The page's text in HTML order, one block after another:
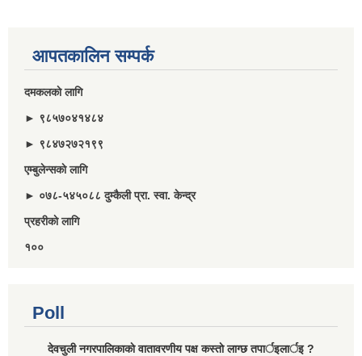
आपतकालिन सम्पर्क
दमकलकाे लागि
► ९८५७०४१४८४
► ९८४७२७२१९९
एम्बुलेन्सकाे लागि
► ०७८-५४५०८८ दुम्कैली प्रा. स्वा. केन्द्र
प्रहरीकाे लागि
१००
Poll
देवचुली नगरपालिकाकाे वातावरणीय पक्ष कस्ताे लाग्छ तपार्इलार्इ ?